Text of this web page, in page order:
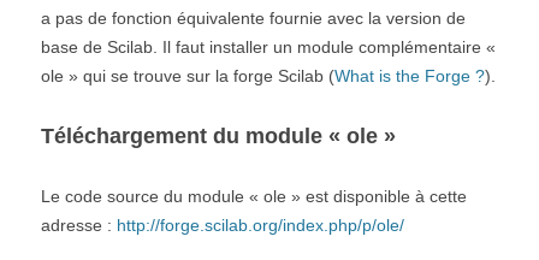
a pas de fonction équivalente fournie avec la version de
base de Scilab. Il faut installer un module complémentaire «
ole » qui se trouve sur la forge Scilab (What is the Forge ?).
Téléchargement du module « ole »
Le code source du module « ole » est disponible à cette
adresse : http://forge.scilab.org/index.php/p/ole/